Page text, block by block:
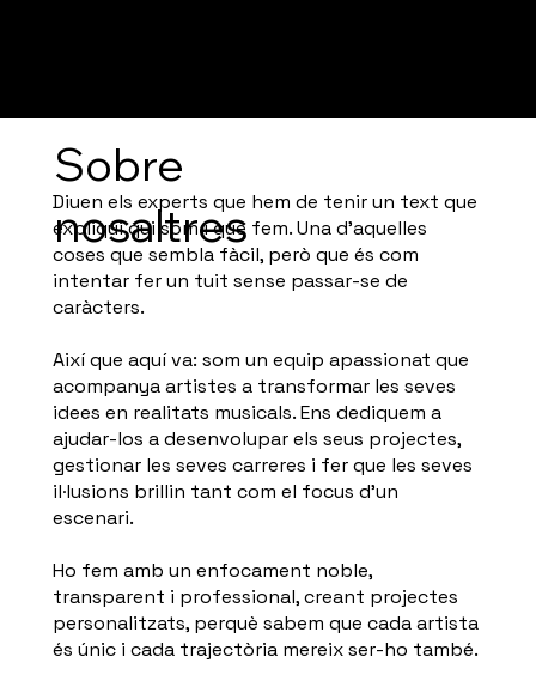
Diuen els experts que hem de tenir un text que
expliqui qui som i què fem. Una d’aquelles
coses que sembla fàcil, però que és com
intentar fer un tuit sense passar-se de
caràcters.
Així que aquí va: som un equip apassionat que
acompanya artistes a transformar les seves
idees en realitats musicals. Ens dediquem a
ajudar-los a desenvolupar els seus projectes,
gestionar les seves carreres i fer que les seves
il·lusions brillin tant com el focus d’un
escenari.
Ho fem amb un enfocament noble,
transparent i professional, creant projectes
personalitzats, perquè sabem que cada artista
és únic i cada trajectòria mereix ser-ho també.
Sobre
nosaltres